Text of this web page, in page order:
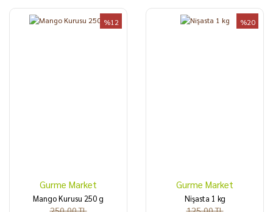
%12
Gurme Market
Mango Kurusu 250 g
%20
Gurme Market
Nişasta 1 kg